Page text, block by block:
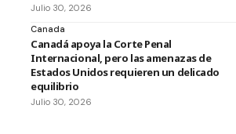
Julio 30, 2026
Canada
Canadá apoya la Corte Penal
Internacional, pero las amenazas de
Estados Unidos requieren un delicado
equilibrio
Julio 30, 2026